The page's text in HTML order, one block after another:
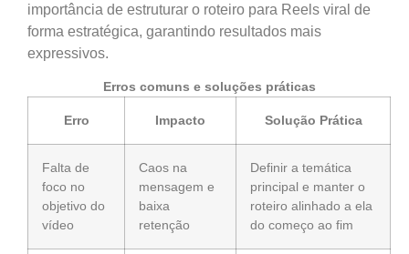
importância de estruturar o roteiro para Reels viral de
forma estratégica, garantindo resultados mais
expressivos.
Erros comuns e soluções práticas
Erro Impacto Solução Prática
Falta de
foco no
objetivo do
vídeo
Caos na
mensagem e
baixa
retenção
Definir a temática
principal e manter o
roteiro alinhado a ela
do começo ao fim